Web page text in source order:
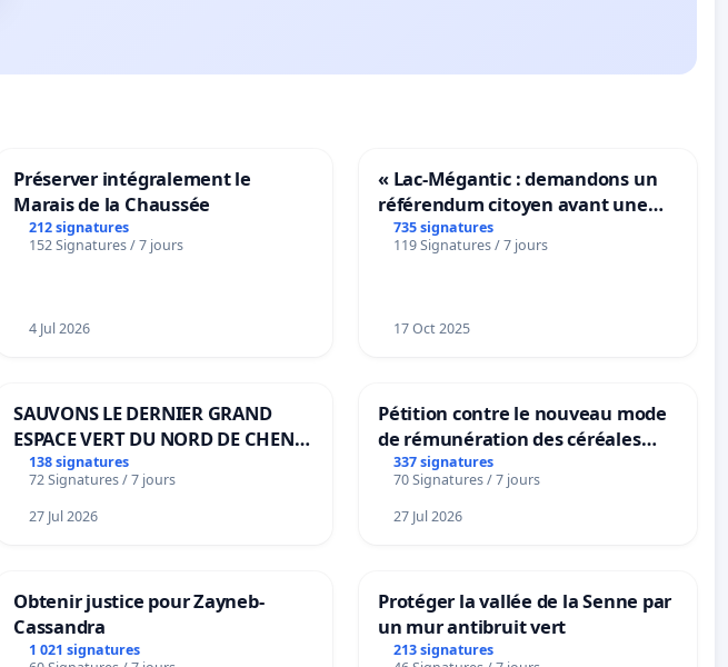
Préserver intégralement le
Marais de la Chaussée
212 signatures
152 Signatures / 7 jours
4 Jul 2026
« Lac-Mégantic : demandons un
référendum citoyen avant une
transformation irréversible de
notre territoire »
735 signatures
119 Signatures / 7 jours
17 Oct 2025
SAUVONS LE DERNIER GRAND
ESPACE VERT DU NORD DE CHENE-
BOUGERIES
138 signatures
72 Signatures / 7 jours
27 Jul 2026
Pétition contre le nouveau mode
de rémunération des céréales
panifiables de Swiss granum basé
sur la teneur en protéines
337 signatures
70 Signatures / 7 jours
27 Jul 2026
Obtenir justice pour Zayneb-
Cassandra
1 021 signatures
Protéger la vallée de la Senne par
un mur antibruit vert
213 signatures